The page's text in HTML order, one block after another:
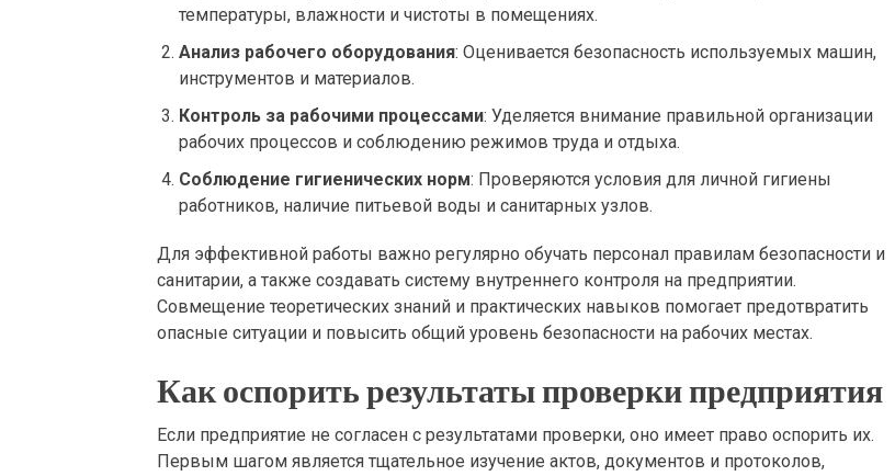
температуры, влажности и чистоты в помещениях.
Анализ рабочего оборудования: Оценивается безопасность используемых машин,
инструментов и материалов.
Контроль за рабочими процессами: Уделяется внимание правильной организации
рабочих процессов и соблюдению режимов труда и отдыха.
Соблюдение гигиенических норм: Проверяются условия для личной гигиены
работников, наличие питьевой воды и санитарных узлов.
Для эффективной работы важно регулярно обучать персонал правилам безопасности и
санитарии, а также создавать систему внутреннего контроля на предприятии.
Совмещение теоретических знаний и практических навыков помогает предотвратить
опасные ситуации и повысить общий уровень безопасности на рабочих местах.
Как оспорить результаты проверки предприятия
Если предприятие не согласен с результатами проверки, оно имеет право оспорить их.
Первым шагом является тщательное изучение актов, документов и протоколов,